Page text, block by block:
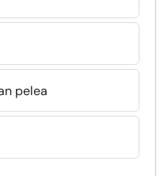
pelea